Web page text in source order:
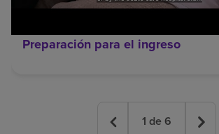
Preparación para el ingreso
1 de 6